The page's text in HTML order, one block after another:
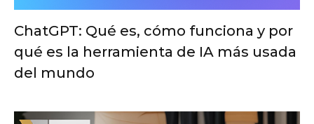
ChatGPT: Qué es, cómo funciona y por
qué es la herramienta de IA más usada
del mundo